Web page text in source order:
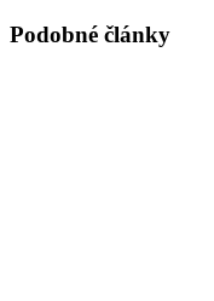
Email
Podobné články